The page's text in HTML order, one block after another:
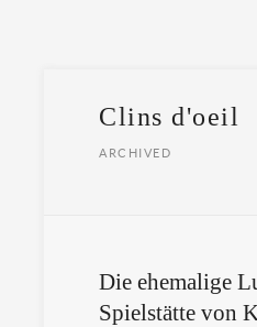
Clins d'oeil
ARCHIVED
Die ehemalige
Spielstätte von